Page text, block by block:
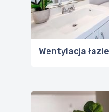
Wentylacja